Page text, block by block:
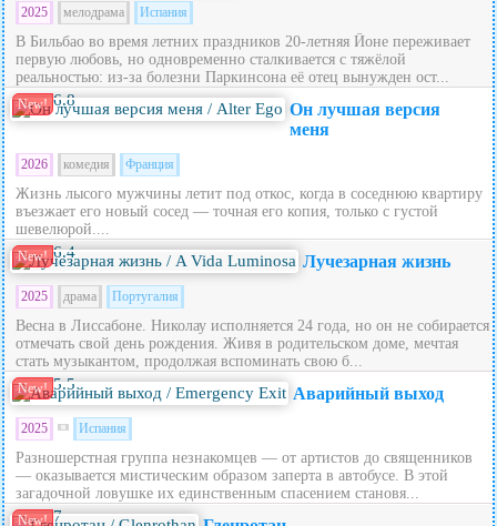
2025 мелодрама Испания
В Бильбао во время летних праздников 20‑летняя Йоне переживает
первую любовь, но одновременно сталкивается с тяжёлой
реальностью: из‑за болезни Паркинсона её отец вынужден ост...
New! 6.8
Он лучшая версия
меня
2026 комедия Франция
Жизнь лысого мужчины летит под откос, когда в соседнюю квартиру
въезжает его новый сосед — точная его копия, только с густой
шевелюрой....
New! 6.4 Лучезарная жизнь
2025 драма Португалия
Весна в Лиссабоне. Николау исполняется 24 года, но он не собирается
отмечать свой день рождения. Живя в родительском доме, мечтая
стать музыкантом, продолжая вспоминать свою б...
New! 5.5 Аварийный выход
2025 Испания
Разношерстная группа незнакомцев — от артистов до священников
— оказывается мистическим образом заперта в автобусе. В этой
загадочной ловушке их единственным спасением становя...
New! 7